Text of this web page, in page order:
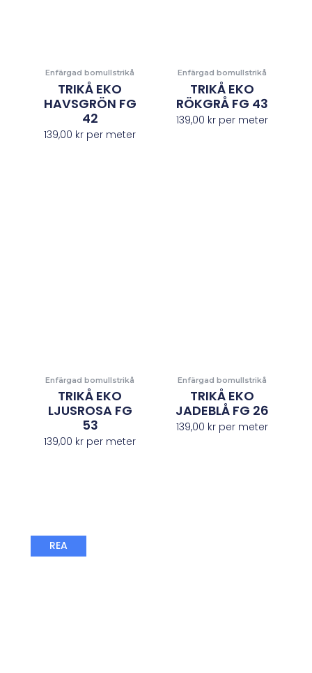
Enfärgad bomullstrikå
TRIKÅ EKO
HAVSGRÖN FG
42
139,00 kr per meter
Enfärgad bomullstrikå
TRIKÅ EKO
RÖKGRÅ FG 43
139,00 krper meter
Enfärgad bomullstrikå
TRIKÅ EKO
LJUSROSA FG
53
139,00 kr per meter
Enfärgad bomullstrikå
TRIKÅ EKO
JADEBLÅ FG 26
139,00 krper meter
REA